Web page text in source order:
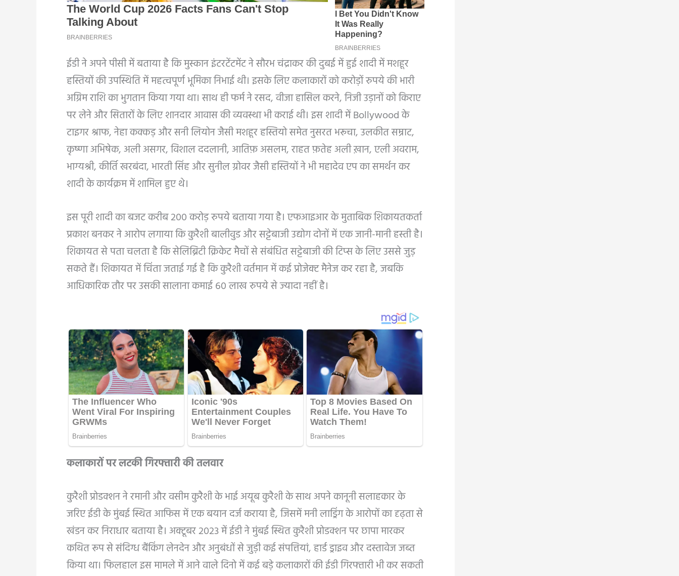
ईडी ने अपने पीसी में बताया है कि मुस्कान इंटरटेंटमेंट ने सौरभ चंद्राकर की दुबई में हुई शादी में मशहूर
हस्तियों की उपस्थिति में महत्वपूर्ण भूमिका निभाई थी। इसके लिए कलाकारों को करोड़ों रुपये की भारी
अग्रिम राशि का भुगतान किया गया था। साथ ही फर्म ने रसद, वीजा हासिल करने, निजी उड़ानों को किराए
पर लेने और सितारों के लिए शानदार आवास की व्यवस्था भी कराई थी। इस शादी में Bollywood के
टाइगर श्राफ, नेहा कक्कड़ और सनी लियोन जैसी मशहूर हस्तियो समेत नुसरत भरूचा, उलकीत सम्राट,
कृष्णा अभिषेक, अली असगर, विशाल ददलानी, आतिफ़ असलम, राहत फ़तेह अली ख़ान, एली अवराम,
भाग्यश्री, कीर्ति खरबंदा, भारती सिंह और सुनील ग्रोवर जैसी हस्तियों ने भी महादेव एप का समर्थन कर
शादी के कार्यक्रम में शामिल हुए थे।
इस पूरी शादी का बजट करीब 200 करोड़ रुपये बताया गया है। एफआइआर के मुताबिक शिकायतकर्ता
प्रकाश बनकर ने आरोप लगाया कि कुरैशी बालीवुड और सट्टेबाजी उद्योग दोनों में एक जानी-मानी हस्ती है।
शिकायत से पता चलता है कि सेलिब्रिटी क्रिकेट मैचों से संबंधित सट्टेबाजी की टिप्स के लिए उससे जुड़
सकते हैं। शिकायत में चिंता जताई गई है कि कुरैशी वर्तमान में कई प्रोजेक्ट मैनेज कर रहा है, जबकि
आधिकारिक तौर पर उसकी सालाना कमाई 60 लाख रुपये से ज्यादा नहीं है।
कलाकारों पर लटकी गिरफ्तारी की तलवार
कुरैशी प्रोडक्शन ने रमानी और वसीम कुरैशी के भाई अयूब कुरैशी के साथ अपने कानूनी सलाहकार के
जरिए ईडी के मुंबई स्थित आफिस में एक बयान दर्ज कराया है, जिसमें मनी लाड्रिंग के आरोपों का दृढ़ता से
खंडन कर निराधार बताया है। अक्टूबर 2023 में ईडी ने मुंबई स्थित कुरैशी प्रोडक्शन पर छापा मारकर
कथित रूप से संदिग्ध बैंकिंग लेनदेन और अनुबंधों से जुड़ी कई संपत्तियां, हार्ड ड्राइव और दस्तावेज जब्त
किया था। फिलहाल इस मामले में आने वाले दिनो में कई बड़े कलाकारों की ईडी गिरफ्तारी भी कर सकती